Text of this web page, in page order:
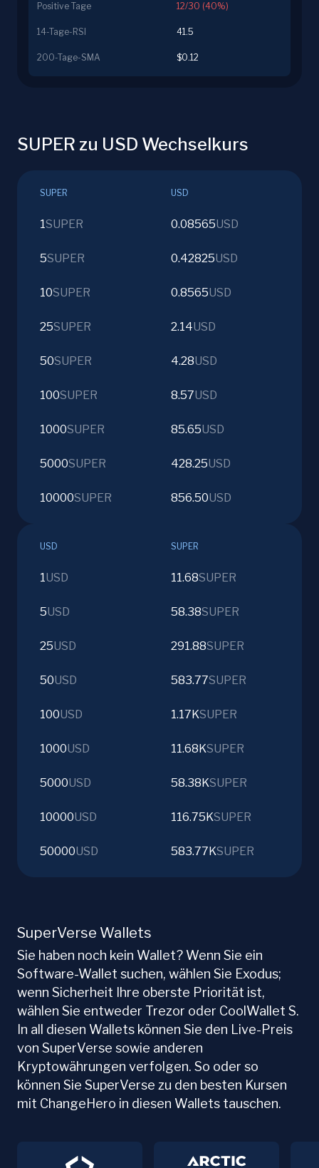
Positive Tage 12/30 (40%)
14-Tage-RSI 41.5
200-Tage-SMA $0.12
SUPER zu USD Wechselkurs
SUPER USD
1SUPER 0.08565USD
5SUPER 0.42825USD
10SUPER 0.8565USD
25SUPER 2.14USD
50SUPER 4.28USD
100SUPER 8.57USD
1000SUPER 85.65USD
5000SUPER 428.25USD
10000SUPER 856.50USD
USD SUPER
1USD 11.68SUPER
5USD 58.38SUPER
25USD 291.88SUPER
50USD 583.77SUPER
100USD 1.17KSUPER
1000USD 11.68KSUPER
5000USD 58.38KSUPER
10000USD 116.75KSUPER
50000USD 583.77KSUPER
SuperVerse Wallets
Sie haben noch kein Wallet? Wenn Sie ein
Software-Wallet suchen, wählen Sie Exodus;
wenn Sicherheit Ihre oberste Priorität ist,
wählen Sie entweder Trezor oder CoolWallet S.
In all diesen Wallets können Sie den Live-Preis
von SuperVerse sowie anderen
Kryptowährungen verfolgen. So oder so
können Sie SuperVerse zu den besten Kursen
mit ChangeHero in diesen Wallets tauschen.